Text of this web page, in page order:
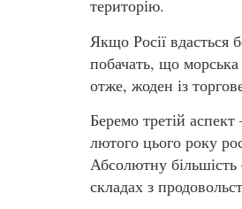
територію.
Якщо Росії вдасться
побачать, що
отже, жоден із
Беремо третій аспект
лютого цього року
Абсолютну
складах з